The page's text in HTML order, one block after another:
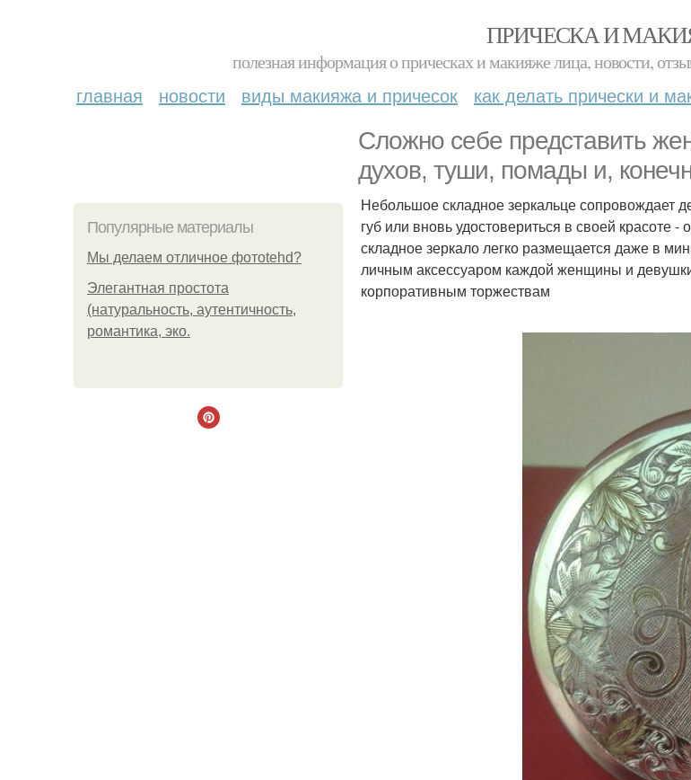
ПРИЧЕСКА И
полезная информация о прическах и макияже лица, новости,
главная новости виды макияжа и причесок как делать прически и
Сложно себе представить
духов, туши, помады и,
Популярные материалы
Мы делаем отличное фотоtehd?
Элегантная простота
(натуральность, аутентичность,
романтика, эко.
Небольшое складное зеркальце сопровождает
губ или вновь удостовериться в своей
складное зеркало легко размещается даже в
личным аксессуаром каждой женщины и
корпоративным торжествам